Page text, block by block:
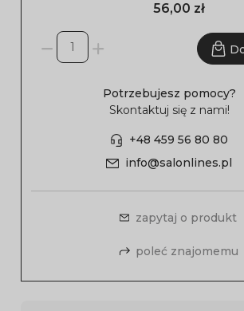
56,00 zł
Potrzebujesz pomocy?
Skontaktuj się z nami!
+48 459 56 80 80
info@salonlines.pl
zapytaj o produkt
poleć znajomemu